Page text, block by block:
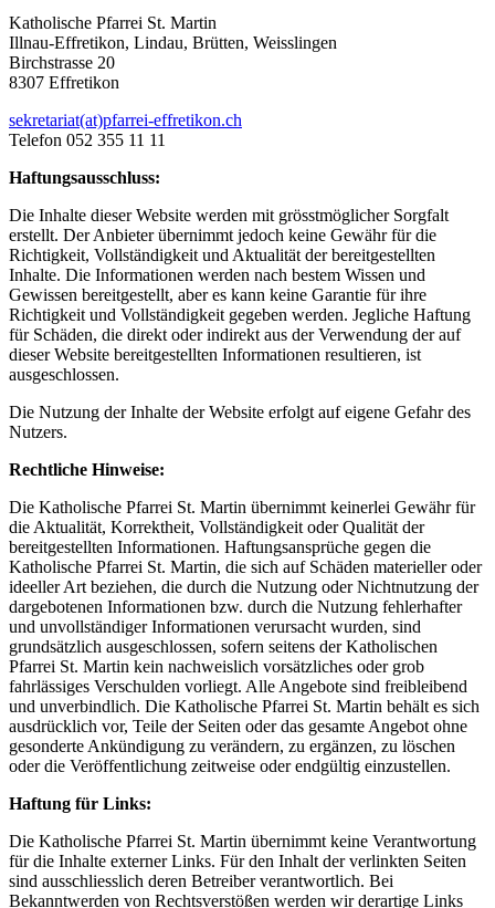
Katholische Pfarrei St. Martin
Illnau-Effretikon, Lindau, Brütten, Weisslingen
Birchstrasse 20
8307 Effretikon
sekretariat(at)pfarrei-effretikon.ch
Telefon 052 355 11 11
Haftungsausschluss:
Die Inhalte dieser Website werden mit grösstmöglicher Sorgfalt
erstellt. Der Anbieter übernimmt jedoch keine Gewähr für die
Richtigkeit, Vollständigkeit und Aktualität der bereitgestellten
Inhalte. Die Informationen werden nach bestem Wissen und
Gewissen bereitgestellt, aber es kann keine Garantie für ihre
Richtigkeit und Vollständigkeit gegeben werden. Jegliche Haftung
für Schäden, die direkt oder indirekt aus der Verwendung der auf
dieser Website bereitgestellten Informationen resultieren, ist
ausgeschlossen.
Die Nutzung der Inhalte der Website erfolgt auf eigene Gefahr des
Nutzers.
Rechtliche Hinweise:
Die Katholische Pfarrei St. Martin übernimmt keinerlei Gewähr für
die Aktualität, Korrektheit, Vollständigkeit oder Qualität der
bereitgestellten Informationen. Haftungsansprüche gegen die
Katholische Pfarrei St. Martin, die sich auf Schäden materieller oder
ideeller Art beziehen, die durch die Nutzung oder Nichtnutzung der
dargebotenen Informationen bzw. durch die Nutzung fehlerhafter
und unvollständiger Informationen verursacht wurden, sind
grundsätzlich ausgeschlossen, sofern seitens der Katholischen
Pfarrei St. Martin kein nachweislich vorsätzliches oder grob
fahrlässiges Verschulden vorliegt. Alle Angebote sind freibleibend
und unverbindlich. Die Katholische Pfarrei St. Martin behält es sich
ausdrücklich vor, Teile der Seiten oder das gesamte Angebot ohne
gesonderte Ankündigung zu verändern, zu ergänzen, zu löschen
oder die Veröffentlichung zeitweise oder endgültig einzustellen.
Haftung für Links:
Die Katholische Pfarrei St. Martin übernimmt keine Verantwortung
für die Inhalte externer Links. Für den Inhalt der verlinkten Seiten
sind ausschliesslich deren Betreiber verantwortlich. Bei
Bekanntwerden von Rechtsverstößen werden wir derartige Links